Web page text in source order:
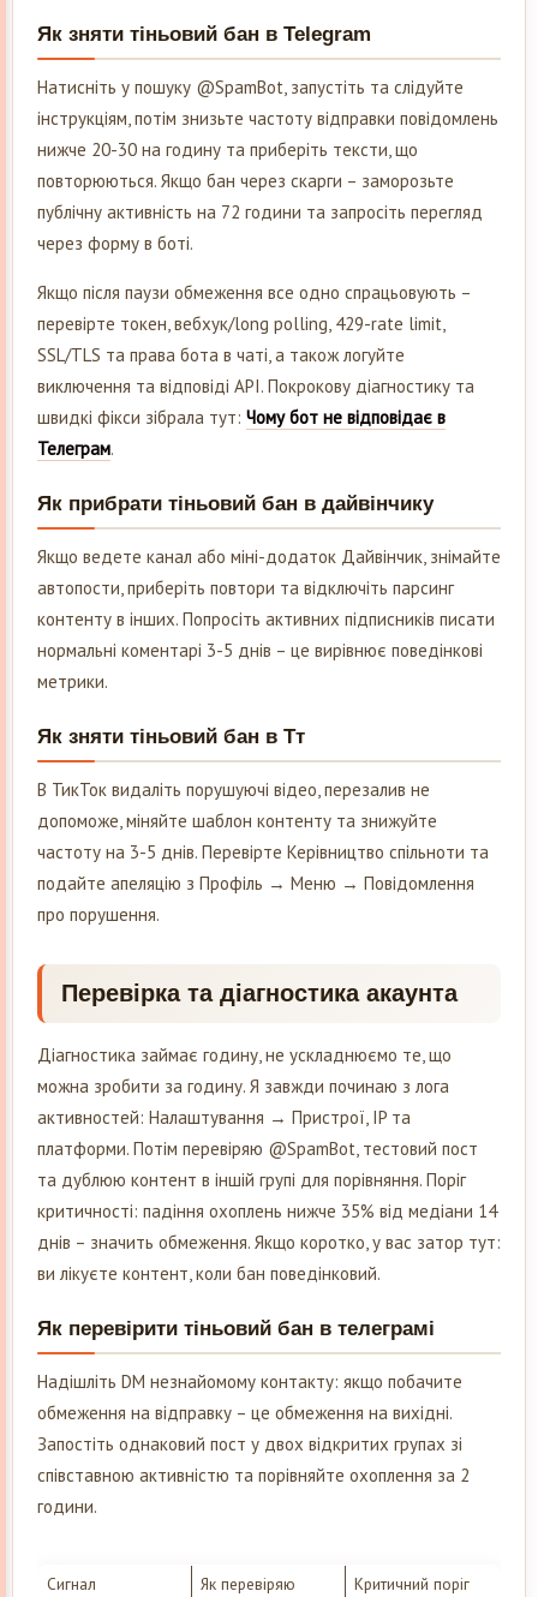
Як зняти тіньовий бан в Telegram
Натисніть у пошуку @SpamBot, запустіть та слідуйте
інструкціям, потім знизьте частоту відправки повідомлень
нижче 20-30 на годину та приберіть тексти, що
повторюються. Якщо бан через скарги – заморозьте
публічну активність на 72 години та запросіть перегляд
через форму в боті.
Якщо після паузи обмеження все одно спрацьовують –
перевірте токен, вебхук/long polling, 429-rate limit,
SSL/TLS та права бота в чаті, а також логуйте
виключення та відповіді API. Покрокову діагностику та
швидкі фікси зібрала тут: Чому бот не відповідає в
Телеграм.
Як прибрати тіньовий бан в дайвінчику
Якщо ведете канал або міні-додаток Дайвінчик, знімайте
автопости, приберіть повтори та відключіть парсинг
контенту в інших. Попросіть активних підписників писати
нормальні коментарі 3-5 днів – це вирівнює поведінкові
метрики.
Як зняти тіньовий бан в Тт
В ТикТок видаліть порушуючі відео, перезалив не
допоможе, міняйте шаблон контенту та знижуйте
частоту на 3-5 днів. Перевірте Керівництво спільноти та
подайте апеляцію з Профіль → Меню → Повідомлення
про порушення.
Перевірка та діагностика акаунта
Діагностика займає годину, не ускладнюємо те, що
можна зробити за годину. Я завжди починаю з лога
активностей: Налаштування → Пристрої, IP та
платформи. Потім перевіряю @SpamBot, тестовий пост
та дублюю контент в іншій групі для порівняння. Поріг
критичності: падіння охоплень нижче 35% від медіани 14
днів – значить обмеження. Якщо коротко, у вас затор тут:
ви лікуєте контент, коли бан поведінковий.
Як перевірити тіньовий бан в телеграмі
Надішліть DM незнайомому контакту: якщо побачите
обмеження на відправку – це обмеження на вихідні.
Запостіть однаковий пост у двох відкритих групах зі
співставною активністю та порівняйте охоплення за 2
години.
Сигнал Як перевіряю
Критичний поріг